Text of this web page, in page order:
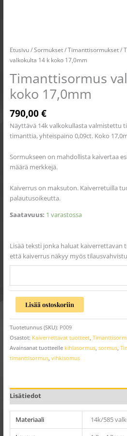
Etusivu/Sormukset/Timanttisormukset/
valkokulta 14 k koko 17,0mm
Timanttisormus
koko 17,0mm
790,00€
Näyttävä 14k valkokullasta valmistettu
timanttia, yhteispaino 0,09ct. Koko
Sormukseen on mahdollista kaivertaa
määrä merkkejä.
Kaiverrus on maksuton. Kaiverretuilla
palautusoikeutta.
Saatavuus: 1 varastossa
Lisää teksti jonka haluat kaiverrettavan
että kaiverrus näkyy myös
Lisää ostoskoriin
Tuotetunnus (SKU): P009
Osastot: Kaiverrettavat tuotteet,
Avainsanat tuotteelle kihlasormus, sormus,
timanttisormus, vihkisomus
Lisätiedot
Materiaali
14k/585